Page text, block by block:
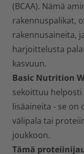
(BCAA). Nämä
rakennuspalikat,
rakennusaineita,
harjoittelusta
kasvuun.
Basic Nutrition
sekoittuu helposti
lisäaineita - se
välipala tai
joukkoon.
Tämä